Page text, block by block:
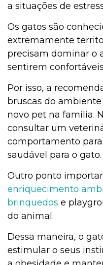
a situações de
Os gatos são
extremamente
precisam dominar o
sentirem
Por isso, a
bruscas do
novo pet na família.
consultar um
comportamento
saudável para o gato.
Outro ponto
enriquecimento
brinquedos e
do animal.
Dessa maneira, o
estimular o seus